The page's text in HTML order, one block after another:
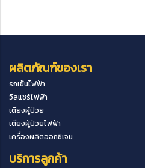
ผลิตภัณฑ์ของเรา
รถเข็นไฟฟ้า
วีลแชร์ไฟฟ้า
เตียงผู้ป่วย
เตียงผู้ป่วยไฟฟ้า
เครื่องผลิตออกซิเจน
บริการลูกค้า